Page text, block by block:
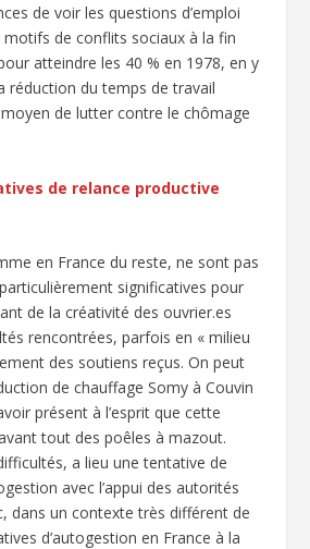
de voir les questions d’emploi
motifs de conflits sociaux à la fin
atteindre les 40 % en 1978, en y
réduction du temps de travail
de lutter contre le chômage
de relance productive
en France du reste, ne sont pas
significatives pour
de la créativité des ouvrier.es
rencontrées, parfois en « milieu
des soutiens reçus. On peut
de chauffage Somy à Couvin
présent à l’esprit que cette
tout des poêles à mazout.
a lieu une tentative de
avec l’appui des autorités
dans un contexte très différent de
d’autogestion en France à la